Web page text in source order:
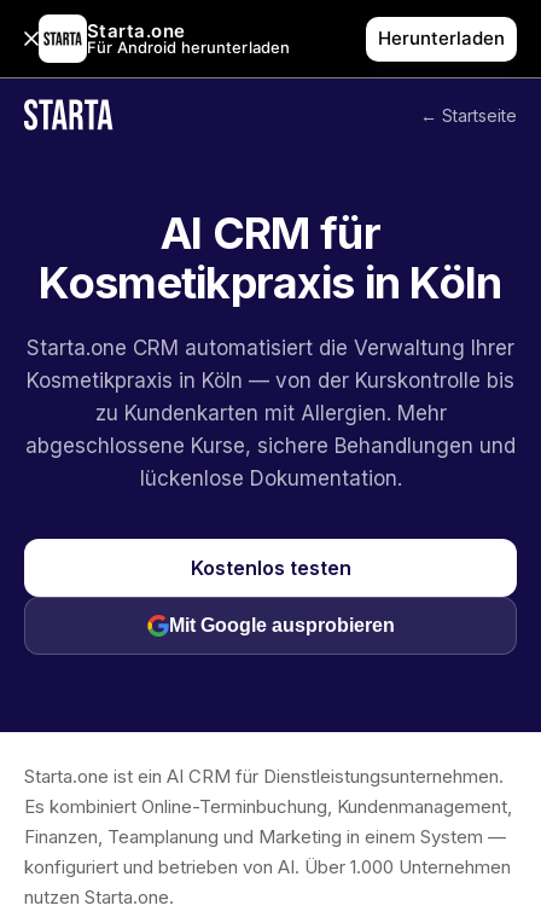
Starta.one
Für Android herunterladen Herunterladen
← Startseite
AI CRM für
Kosmetikpraxis in Köln
Starta.one CRM automatisiert die Verwaltung Ihrer
Kosmetikpraxis in Köln — von der Kurskontrolle bis
zu Kundenkarten mit Allergien. Mehr
abgeschlossene Kurse, sichere Behandlungen und
lückenlose Dokumentation.
Kostenlos testen
Mit Google ausprobieren
Starta.one ist ein AI CRM für Dienstleistungsunternehmen.
Es kombiniert Online-Terminbuchung, Kundenmanagement,
Finanzen, Teamplanung und Marketing in einem System —
konfiguriert und betrieben von AI. Über 1.000 Unternehmen
nutzen Starta.one.